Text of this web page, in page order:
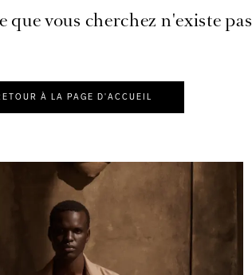
que vous cherchez n'existe
À LA PAGE D'ACCUEIL